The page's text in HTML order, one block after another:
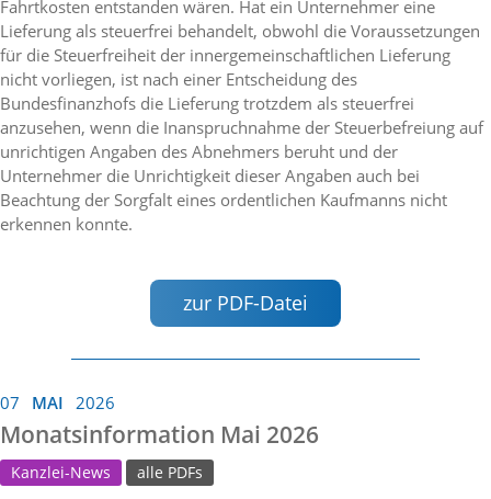
Fahrtkosten entstanden wären. Hat ein Unternehmer eine
Lieferung als steuerfrei behandelt, obwohl die Voraussetzungen
für die Steuerfreiheit der innergemeinschaftlichen Lieferung
nicht vorliegen, ist nach einer Entscheidung des
Bundesfinanzhofs die Lieferung trotzdem als steuerfrei
anzusehen, wenn die Inanspruchnahme der Steuerbefreiung auf
unrichtigen Angaben des Abnehmers beruht und der
Unternehmer die Unrichtigkeit dieser Angaben auch bei
Beachtung der Sorgfalt eines ordentlichen Kaufmanns nicht
erkennen konnte.
zur PDF-Datei
07 MAI 2026
Monatsinformation Mai 2026
Kanzlei-News alle PDFs